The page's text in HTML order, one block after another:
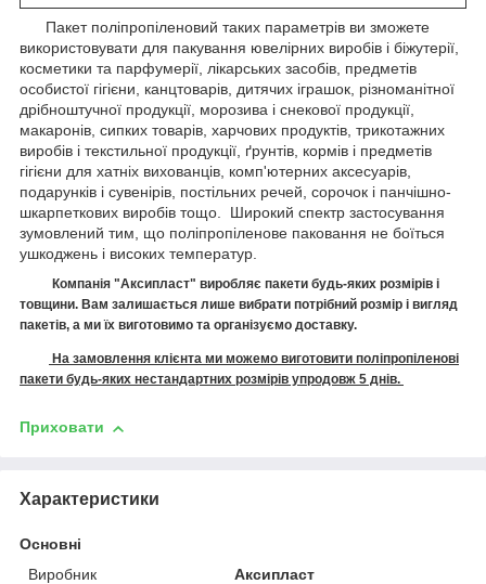
Пакет поліпропіленовий таких параметрів ви зможете
використовувати для пакування ювелірних виробів і біжутерії,
косметики та парфумерії, лікарських засобів, предметів
особистої гігієни, канцтоварів, дитячих іграшок, різноманітної
дрібноштучної продукції, морозива і снекової продукції,
макаронів, сипких товарів, харчових продуктів, трикотажних
виробів і текстильної продукції, ґрунтів, кормів і предметів
гігієни для хатніх вихованців, комп'ютерних аксесуарів,
подарунків і сувенірів, постільних речей, сорочок і панчішно-
шкарпеткових виробів тощо. Широкий спектр застосування
зумовлений тим, що поліпропіленове паковання не боїться
ушкоджень і високих температур.
Компанія "Аксипласт" виробляє пакети будь-яких розмірів і
товщини. Вам залишається лише вибрати потрібний розмір і вигляд
пакетів, а ми їх виготовимо та організуємо доставку.
На замовлення клієнта ми можемо виготовити поліпропіленові
пакети будь-яких нестандартних розмірів упродовж 5 днів.
Приховати
Характеристики
Основні
Виробник
Аксипласт